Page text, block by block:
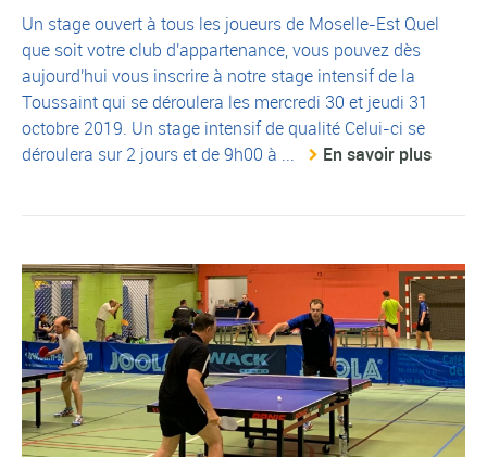
Un stage ouvert à tous les joueurs de Moselle-Est Quel
que soit votre club d'appartenance, vous pouvez dès
aujourd'hui vous inscrire à notre stage intensif de la
Toussaint qui se déroulera les mercredi 30 et jeudi 31
octobre 2019. Un stage intensif de qualité Celui-ci se
déroulera sur 2 jours et de 9h00 à ...
En savoir plus